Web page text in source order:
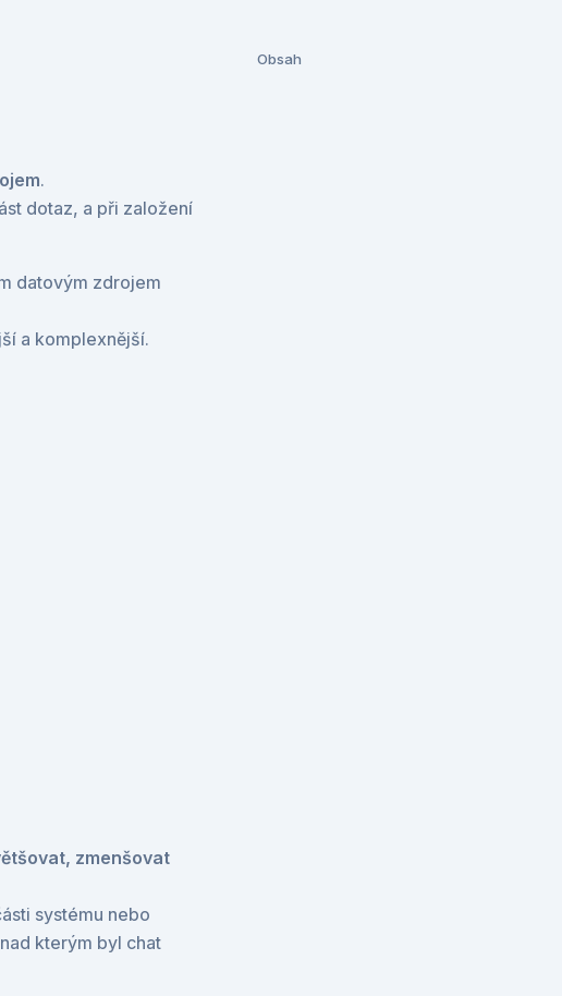
.
dotaz, a při založení
datovým zdrojem
a komplexnější.
zmenšovat
systému nebo
kterým byl chat
Obsah